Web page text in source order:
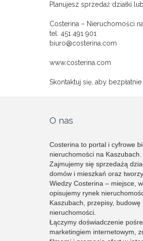
Planujesz sprzedaż działki
Costerina – Nieruchomości
tel. 451 491 901
biuro@costerina.com
www.costerina.com
Skontaktuj się, aby
O nas
Costerina to portal i cyfrowe
nieruchomości na Kaszubach.
Zajmujemy się sprzedażą
domów i mieszkań oraz
Wiedzy Costerina – miejsce,
opisujemy rynek
Kaszubach, przepisy, budowę
nieruchomości.
Łączymy doświadczenie
marketingiem internetowym,